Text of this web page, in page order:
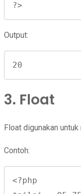
?>
Output:
20
3. Float
Float digunakan
Contoh:
<?php